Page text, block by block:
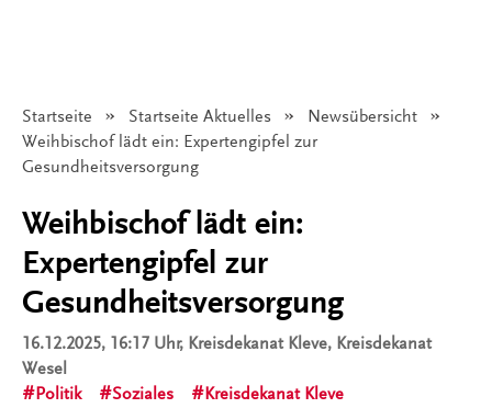
Startseite Startseite Aktuelles
Newsübersicht
Angezeigt:
Weihbischof lädt ein: Expertengipfel zur
Gesundheitsversorgung
Weihbischof lädt ein:
Expertengipfel zur
Gesundheitsversorgung
16.12.2025, 16:17 Uhr, Kreisdekanat Kleve, Kreisdekanat
Wesel
Politik
Soziales
Kreisdekanat Kleve